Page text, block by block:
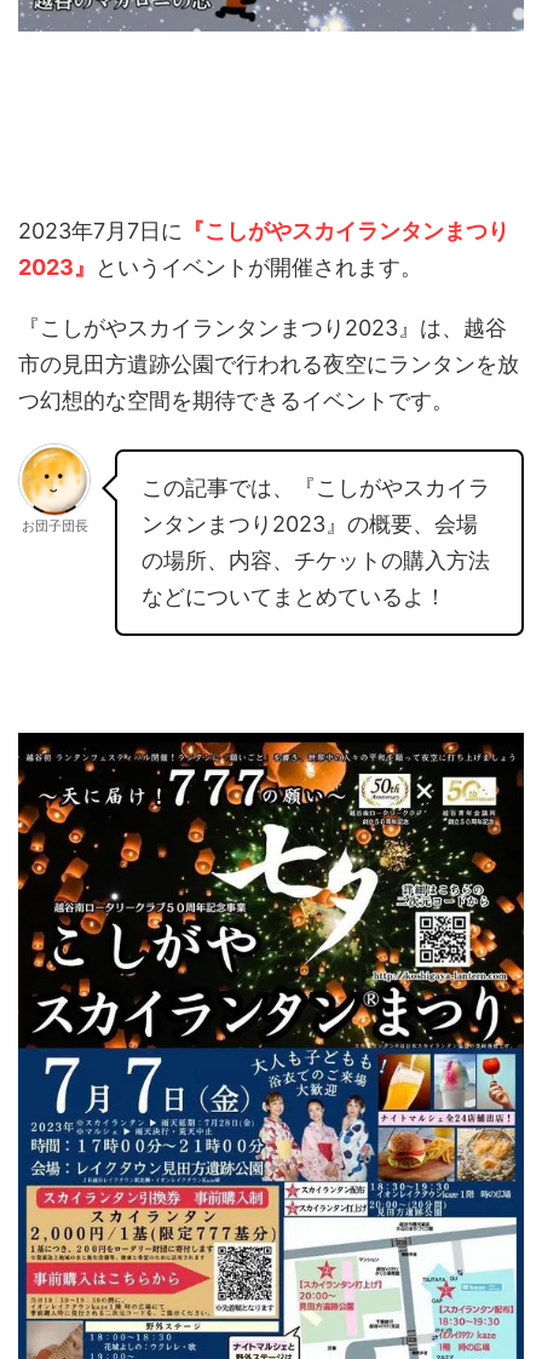
2023年7月7日に 『こしがやスカイランタンまつり
2023』
というイベントが開催されます。
『こしがやスカイランタンまつり2023』は、越谷
市の見田方遺跡公園で行われる夜空にランタンを放
つ幻想的な空間を期待できるイベントです。
お団子団長
この記事では、『こしがやスカイラ
ンタンまつり2023』の概要、会場
の場所、内容、チケットの購入方法
などについてまとめているよ！